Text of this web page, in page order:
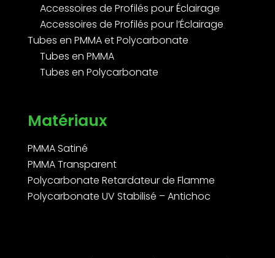
Accessoires de Profilés pour Éclairage
Accessoires de Profilés pour l’Éclairage
Tubes en PMMA et Polycarbonate
Tubes en PMMA
Tubes en Polycarbonate
Matériaux
PMMA Satiné
PMMA Transparent
Polycarbonate Retardateur de Flamme
Polycarbonate UV Stabilisé – Antichoc